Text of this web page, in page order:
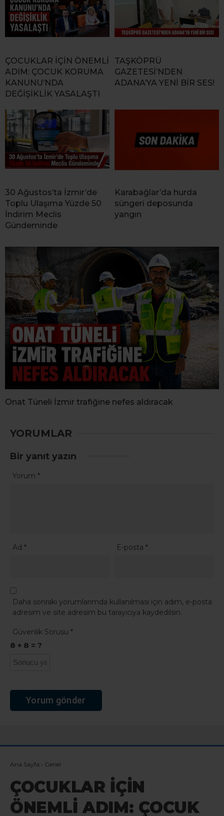
ÇOCUKLAR İÇİN ÖNEMLİ
ADIM: ÇOCUK KORUMA
KANUNU’NDA
DEĞİŞİKLİK YASALAŞTI
TAŞKÖPRÜ
GAZETESİ’NDEN
ADANA’YA YENİ BİR SES!
30 Ağustos’ta İzmir’de
Toplu Ulaşıma Yüzde 50
İndirim Meclis
Gündeminde
Karabağlar’da hurda
süngeri deposunda
yangın
Onat Tüneli İzmir trafiğine nefes aldıracak
YORUMLAR
Bir yanıt yazın
Yorum *
Ad * E-posta*
Daha sonraki yorumlarımda kullanılması için adım, e-posta
adresim ve site adresim bu tarayıcıya kaydedilsin.
Güvenlik Sorusu *
8 + 8 = ?
Ana Sayfa › Genel
ÇOCUKLAR İÇİN
ÖNEMLİ ADIM: ÇOCUK